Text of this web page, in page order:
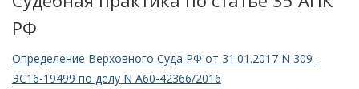
РФ
Определение Верховного Суда РФ от 31.01.2017 N 309-
ЭС16-19499 по делу N А60-42366/2016